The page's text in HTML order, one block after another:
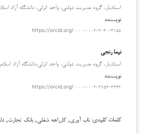
استادیار، گروه مدیریت دولتی، واحد انزلی، دانشگاه آزاد
نویسنده
https://orcid.org/۰۰۰۰-۰۰۰۲-۳۰۳۰-۳۱۵۵
نیما رنجی
استادیار، گروه مدیریت دولتی، واحد انزلی،دانشگاه آزاد
نویسنده
https://orcid.org/۰۰۰۰-۰۰۰۲-۲۷۵۴-۳۳۴۲
کلمات کلیدی: تاب آوری, کارراهه شغلی, بانک تجارت,